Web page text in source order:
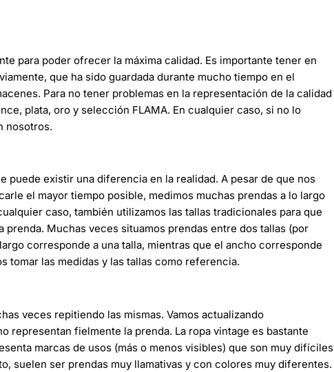
para poder ofrecer la máxima calidad. Es importante tener en
que ha sido guardada durante mucho tiempo en el
Para no tener problemas en la representación de la calidad
plata, oro y selección FLAMA. En cualquier caso, si no lo
nosotros.
puede existir una diferencia en la realidad. A pesar de que nos
el mayor tiempo posible, medimos muchas prendas a lo largo
caso, también utilizamos las tallas tradicionales para que
prenda. Muchas veces situamos prendas entre dos tallas (por
corresponde a una talla, mientras que el ancho corresponde
tomar las medidas y las tallas como referencia.
veces repitiendo las mismas. Vamos actualizando
representan fielmente la prenda. La ropa vintage es bastante
marcas de usos (más o menos visibles) que son muy difíciles
suelen ser prendas muy llamativas y con colores muy diferentes.